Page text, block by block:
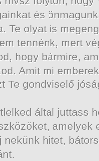
és
Te olyat is
tennénk, mert
hogy bármire,
Amit mi
Te gondviselő
által juttass
amelyek
nekünk hitet,